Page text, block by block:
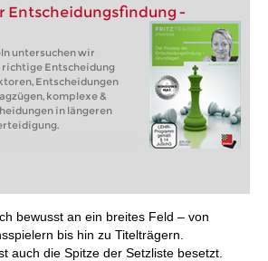
Entscheidungsfindung -
untersuchen wir
Entscheidung
Entscheidungen
komplexe &
in längeren
bewusst an ein breites Feld – von
bis hin zu Titelträgern.
auch die Spitze der Setzliste besetzt.